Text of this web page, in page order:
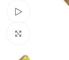
Watch